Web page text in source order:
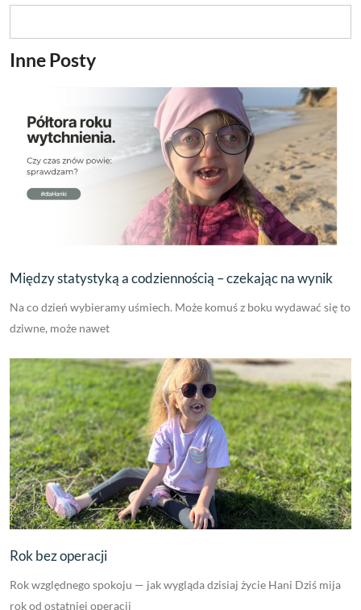
Inne Posty
Między statystyką a codziennością – czekając na wynik
Na co dzień wybieramy uśmiech. Może komuś z boku wydawać się to
dziwne, może nawet
Rok bez operacji
Rok względnego spokoju — jak wygląda dzisiaj życie Hani Dziś mija
rok od ostatniej operacji